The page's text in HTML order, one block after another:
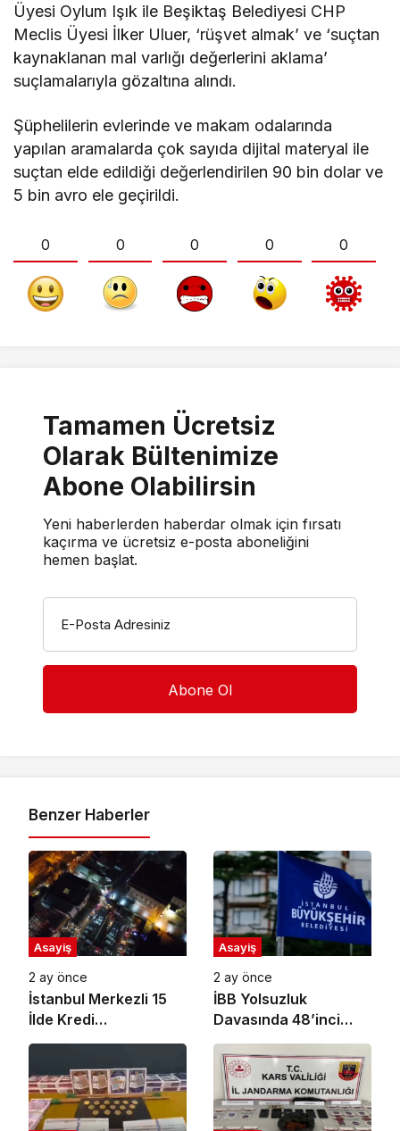
Üyesi Oylum Işık ile Beşiktaş Belediyesi CHP
Meclis Üyesi İlker Uluer, ‘rüşvet almak’ ve ‘suçtan
kaynaklanan mal varlığı değerlerini aklama’
suçlamalarıyla gözaltına alındı.
Şüphelilerin evlerinde ve makam odalarında
yapılan aramalarda çok sayıda dijital materyal ile
suçtan elde edildiği değerlendirilen 90 bin dolar ve
5 bin avro ele geçirildi.
0 0 0 0 0
Tamamen Ücretsiz
Olarak Bültenimize
Abone Olabilirsin
Yeni haberlerden haberdar olmak için fırsatı
kaçırma ve ücretsiz e-posta aboneliğini
hemen başlat.
E-Posta Adresiniz
Benzer Haberler
Asayiş
2 ay önce
İstanbul Merkezli 15
İlde Kredi
Dolandırıcılığı
Gözaltı
Asayiş
2 ay önce
İBB Yolsuzluk
Davasında 48’inci
Duruşma Başlıyor